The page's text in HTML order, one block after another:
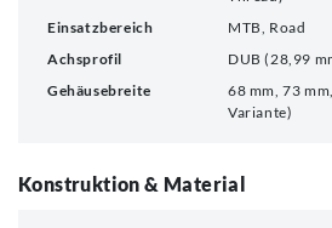
Einsatzbereich
MTB, Road
Achsprofil
DUB (28,99
Gehäusebreite
68 mm, 73
Variante)
Konstruktion & Material